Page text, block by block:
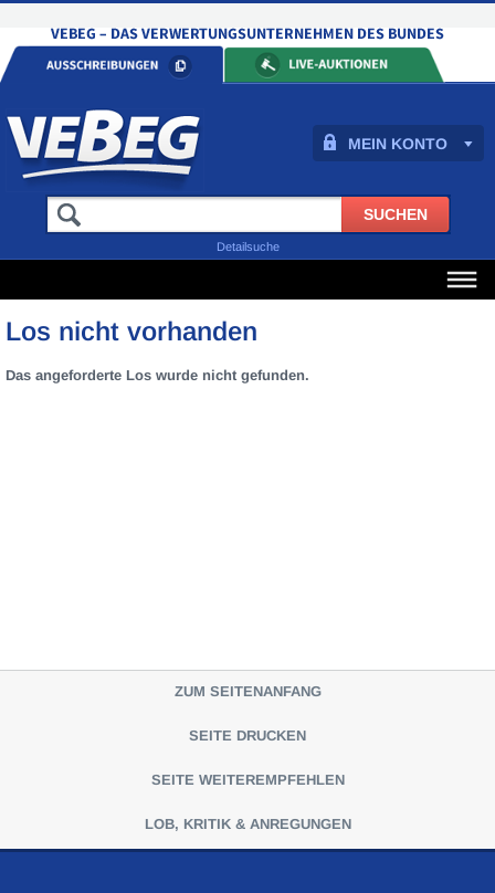
MEIN KONTO
Detailsuche
Los nicht vorhanden
Das angeforderte Los wurde nicht gefunden.
ZUM SEITENANFANG
SEITE DRUCKEN
SEITE WEITEREMPFEHLEN
LOB, KRITIK & ANREGUNGEN